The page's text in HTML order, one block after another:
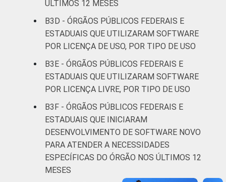
ÚLTIMOS 12 MESES
B3D - ÓRGÃOS PÚBLICOS FEDERAIS E
ESTADUAIS QUE UTILIZARAM SOFTWARE
POR LICENÇA DE USO, POR TIPO DE USO
B3E - ÓRGÃOS PÚBLICOS FEDERAIS E
ESTADUAIS QUE UTILIZARAM SOFTWARE
POR LICENÇA LIVRE, POR TIPO DE USO
B3F - ÓRGÃOS PÚBLICOS FEDERAIS E
ESTADUAIS QUE INICIARAM
DESENVOLVIMENTO DE SOFTWARE NOVO
PARA ATENDER A NECESSIDADES
ESPECÍFICAS DO ÓRGÃO NOS ÚLTIMOS 12
MESES